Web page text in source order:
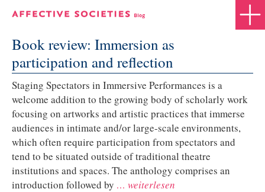
Book review: Immersion as
participation and reflection
Staging Spectators in Immersive Performances is a
welcome addition to the growing body of scholarly work
focusing on artworks and artistic practices that immerse
audiences in intimate and/or large-scale environments,
which often require participation from spectators and
tend to be situated outside of traditional theatre
institutions and spaces. The anthology comprises an
introduction followed by … weiterlesen